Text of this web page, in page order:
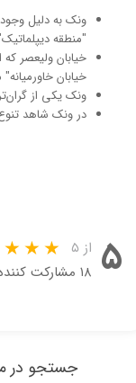
ونک به دلیل وجود
"منطقه
خیابان ولیعصر
خیابان
ونک یکی از
در ونک شاهد
۵ از ۵
۱۸ مشارکت کننده
جستجو در